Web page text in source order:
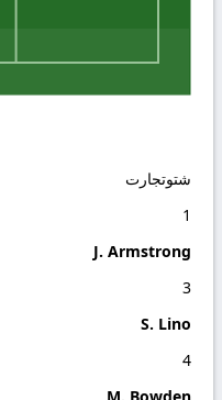
شتوتجارت
1
J. Armstrong
3
S. Lino
4